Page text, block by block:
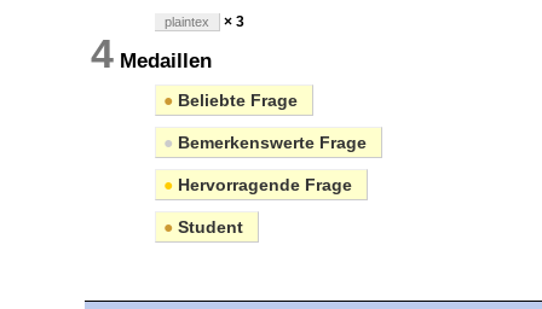
plaintex × 3
4 Medaillen
● Beliebte Frage
● Bemerkenswerte Frage
● Hervorragende Frage
● Student